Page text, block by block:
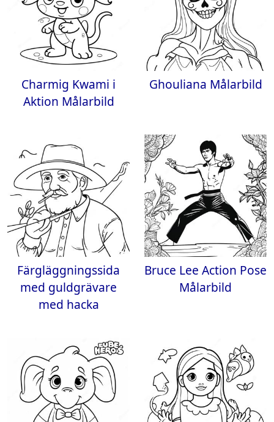
Charmig Kwami i
Aktion Målarbild
Ghouliana Målarbild
Färgläggningssida
med guldgrävare
med hacka
Bruce Lee Action Pose
Målarbild